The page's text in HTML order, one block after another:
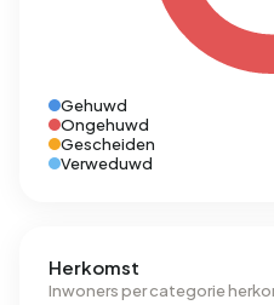
Gehuwd
Ongehuwd
Gescheiden
Verweduwd
Herkomst
Inwoners per categorie